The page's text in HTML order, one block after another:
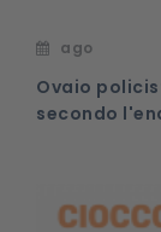
ago
Ovaio
secondo